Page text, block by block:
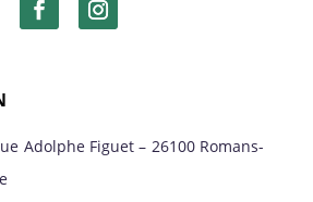
Adolphe Figuet – 26100 Romans-